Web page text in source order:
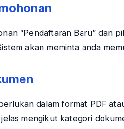
“Pendaftaran Baru” dan
akan meminta anda
dalam format PDF
mengikut kategori